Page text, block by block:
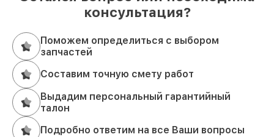
консультация?
Поможем определиться с выбором
запчастей
Составим точную смету работ
Выдадим персональный гарантийный
талон
Подробно ответим на все Ваши вопросы